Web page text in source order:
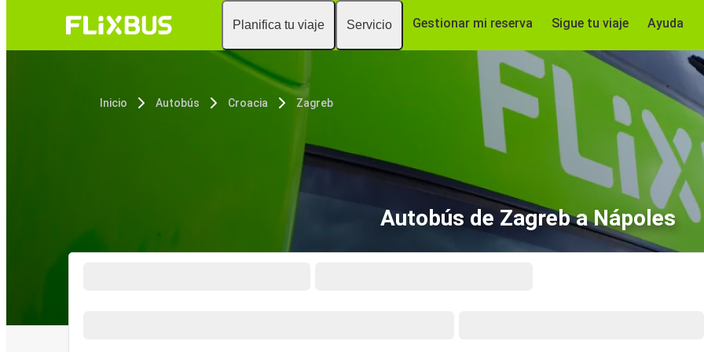
Planifica tu viaje Servicio Gestionar mi reserva Sigue tu viaje Ayuda
Inicio Autobús Croacia Zagreb
Autobús de Zagreb a Nápoles